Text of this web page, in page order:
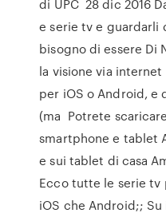
di UPC 28 dic 2016
e serie tv e guardarli
bisogno di essere Di
la visione via
per iOS o Android, e
(ma Potrete
smartphone e tablet
e sui tablet di casa
Ecco tutte le serie tv
iOS che Android;;